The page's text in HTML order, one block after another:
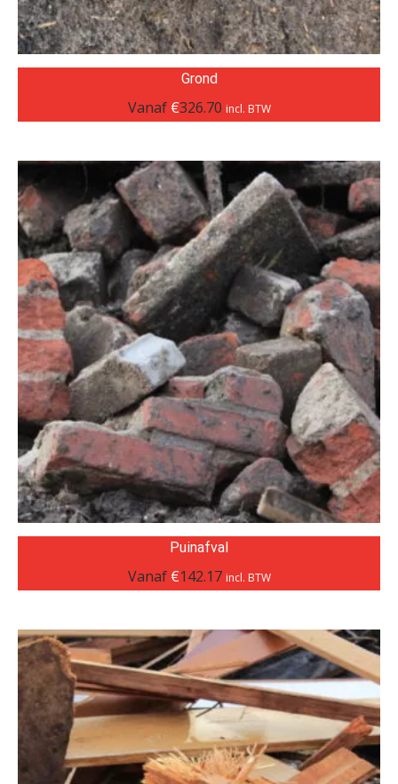
Grond
Vanaf €326.70 incl. BTW
Puinafval
Vanaf €142.17 incl. BTW